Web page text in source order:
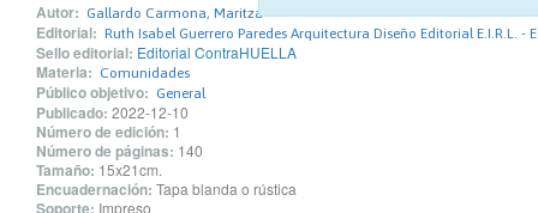
Autor: Gallardo Carmona, Maritza
Editorial: Ruth Isabel Guerrero Paredes Arquitectura Diseño Editorial E.I.R.L. -
Sello editorial: Editorial ContraHUELLA
Materia: Comunidades
Público objetivo: General
Publicado: 2022-12-10
Número de edición: 1
Número de páginas: 140
Tamaño: 15x21cm.
Encuadernación: Tapa blanda o rústica
Soporte: Impreso